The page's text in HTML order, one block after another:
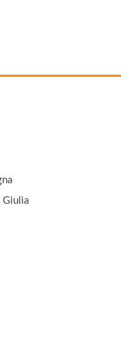
3136, Venezia
Giulia